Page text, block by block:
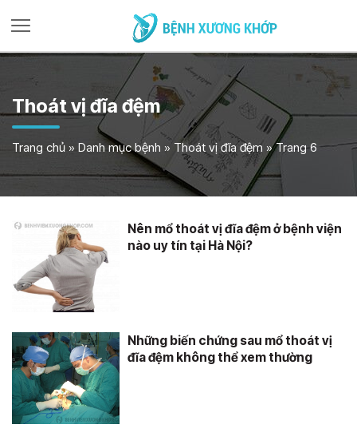
Thoát vị đĩa đệm
Trang chủ » Danh mục bệnh » Thoát vị đĩa đệm »Trang 6
Nên mổ thoát vị đĩa đệm ở bệnh viện
nào uy tín tại Hà Nội?
Những biến chứng sau mổ thoát vị
đĩa đệm không thể xem thường